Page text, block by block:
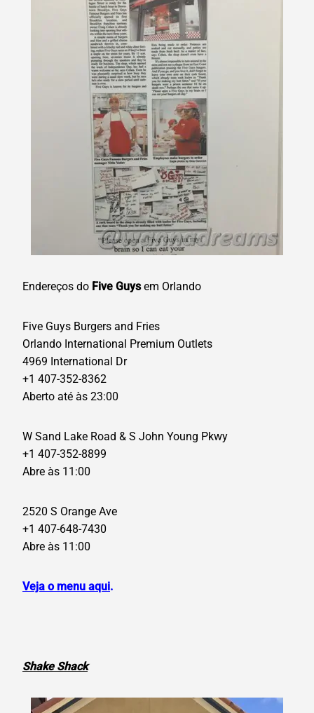
Endereços do Five Guysem Orlando
Five Guys Burgers and Fries
Orlando International Premium Outlets
4969 International Dr
+1 407-352-8362
Aberto até às 23:00
W Sand Lake Road & S John Young Pkwy
+1 407-352-8899
Abre às 11:00
2520 S Orange Ave
+1 407-648-7430
Abre às 11:00
Veja o menu aqui.
Shake Shack